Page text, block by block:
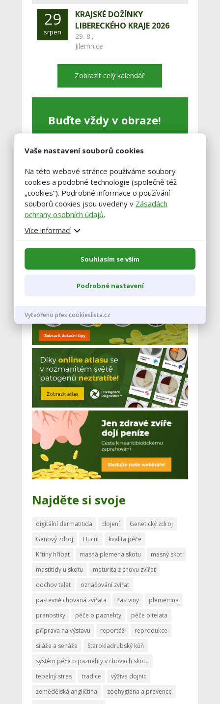
29
srpen
KRAJSKÉ DOŽÍNKY
LIBERECKÉHO KRAJE 2026
29. 8.,
Jilemnice
Zobrazit celý kalendář
Buďte vždy v obraze!
pošleme výběr těch nejzajímavější
Najděte si svoje
digitální dermatitida dojení
Genetický zdroj
Genový zdroj
Hucul
kvalita péče
Křtiny hříbat
masná plemena skotu
masný skot
mastitidy u skotu
maturita z chovu zvířat
odchov telat
označování zvířat
pastevně chovaná zvířata
Pastviny
plememna
pranostiky
péče o paznehty
péče o telata
příprava na výstavu
reportáž
reprodukce
siláže a senáže
Starokladrubský kůň
systém péče o paznehty v chovech skotu
tepelný stres
tradice
výživa dojnic
zemědělská angličtina
zoohygiena a prevence
Vaše nastavení souborů cookies
Na této webové stránce používáme soubory
cookies a podobné technologie (společně též
„cookies“). Podrobné informace o používání
souborů cookies jsou uvedeny v Zásadách
ochrany osobních údajů.
Více informací
Souhlasím se vším
Podrobné nastavení
Vytvořeno přes cookieslista.cz